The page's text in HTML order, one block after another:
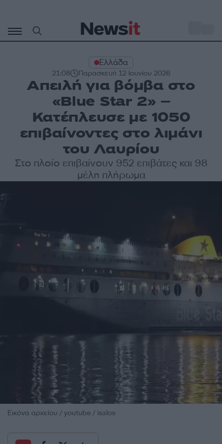
περιεχόμενο
Ελλάδα
21:08 Παρασκευή 12 Ιουνίου 2026
Απειλή για βόμβα στο
«Blue Star 2» –
Κατέπλευσε με 1050
επιβαίνοντες στο λιμάνι
του Λαυρίου
Στο πλοίο επιβαίνουν 952 επιβάτες και 98
μέλη πλήρωμα
Εικόνα αρχείου / youtube / isalos